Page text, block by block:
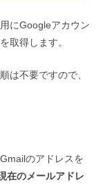
にGoogleアカウン
取得します。
は不要ですので、
のアドレスを
在のメールアドレ